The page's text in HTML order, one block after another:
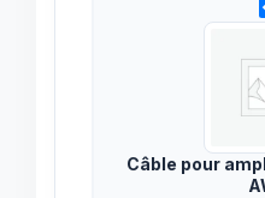
Câble pour